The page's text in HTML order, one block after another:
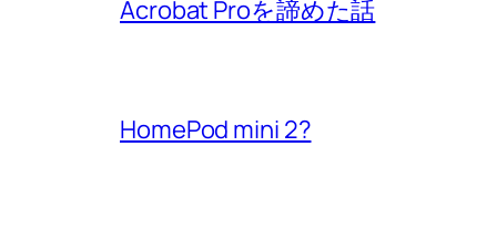
Acrobat Proを諦めた話
HomePod mini 2?